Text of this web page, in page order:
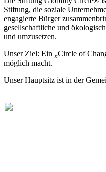
Stiftung, die soziale
engagierte Bürger
gesellschaftliche und
und umzusetzen.
Unser Ziel: Ein „Circle of
möglich macht.
Unser Hauptsitz ist in der